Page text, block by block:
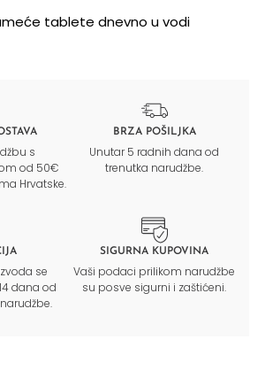
tablete dnevno u vodi
s
od 50€
Hrvatske.
BRZA POŠILJKA
Unutar 5 radnih dana od
trenutka narudžbe.
se
dana od
SIGURNA KUPOVINA
Vaši podaci prilikom narudžbe
su posve sigurni i zaštićeni.